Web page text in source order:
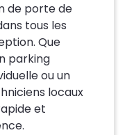
de porte de
tous les
Que
parking
ou un
locaux
et